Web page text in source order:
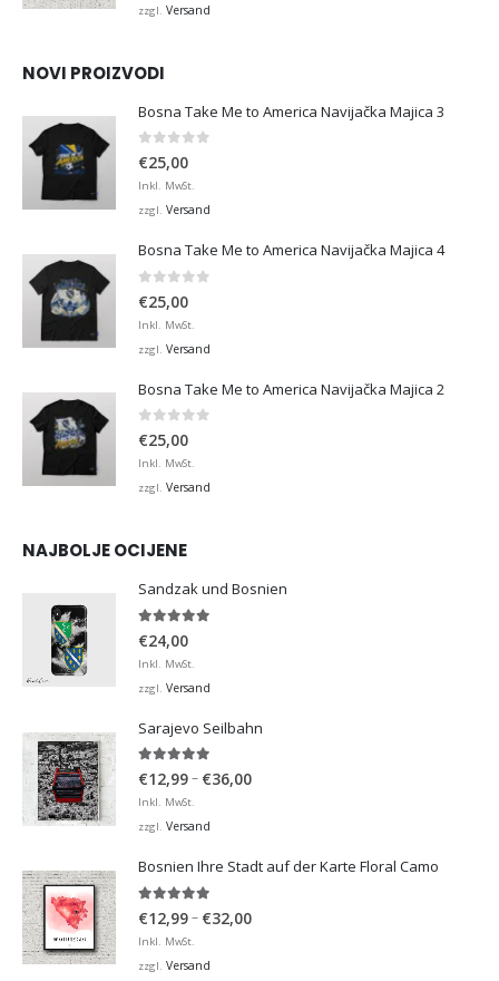
zzgl. Versand
NOVI PROIZVODI
Bosna Take Me to America Navijačka Majica 3
0 von 5
€25,00
Inkl. MwSt.
zzgl. Versand
Bosna Take Me to America Navijačka Majica 4
€25,00
Inkl. MwSt.
zzgl. Versand
Bosna Take Me to America Navijačka Majica 2
0 von 5
€25,00
Inkl. MwSt.
zzgl. Versand
NAJBOLJE OCIJENE
Sandzak und Bosnien
5.00von 5
€24,00
Inkl. MwSt.
zzgl. Versand
Sarajevo Seilbahn
5.00von 5
€12,99– €36,00Preisspanne:
Inkl. MwSt.
zzgl. Versand
Bosnien Ihre Stadt auf der Karte Floral Camo
€12,99– €32,00Preisspanne:
Inkl. MwSt.
zzgl. Versand